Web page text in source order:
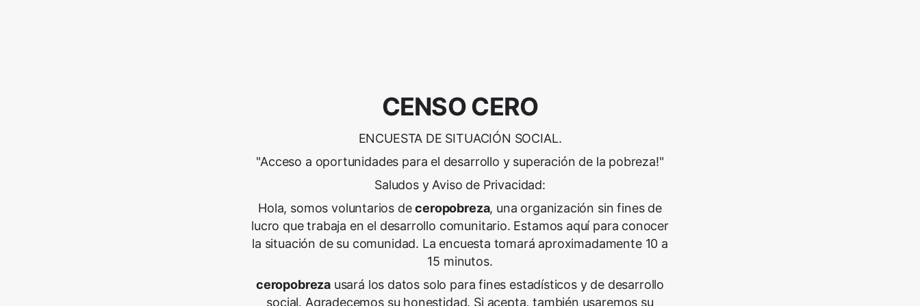
CENSO CERO
ENCUESTA DE SITUACIÓN SOCIAL.
"Acceso a oportunidades para el desarrollo y superación de la pobreza!"
Saludos y Aviso de Privacidad:
Hola, somos voluntarios deceropobreza, una organización sin fines de
lucro que trabaja en el desarrollo comunitario. Estamos aquí para conocer
la situación de su comunidad. La encuesta tomará aproximadamente 10 a
15 minutos.
ceropobreza usará los datos solo para fines estadísticos y de desarrollo
social. Agradecemos su honestidad. Si acepta, también usaremos su